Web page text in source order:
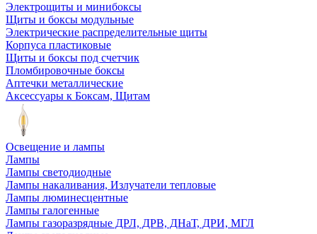
Электрощиты и минибоксы
Щиты и боксы модульные
Электрические распределительные щиты
Корпуса пластиковые
Щиты и боксы под счетчик
Пломбировочные боксы
Аптечки металлические
Аксессуары к Боксам, Щитам
Освещение и лампы
Лампы
Лампы светодиодные
Лампы накаливания, Излучатели тепловые
Лампы люминесцентные
Лампы галогенные
Лампы газоразрядные ДРЛ, ДРВ, ДНаТ, ДРИ, МГЛ